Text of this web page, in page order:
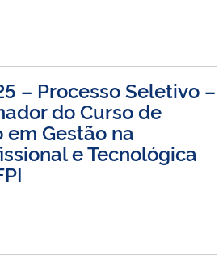
– Processo Seletivo –
do Curso de
em Gestão na
e Tecnológica